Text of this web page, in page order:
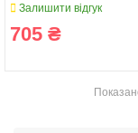
Залишити відгук
705 ₴